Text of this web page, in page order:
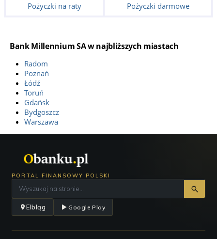
Pożyczki na raty Pożyczki darmowe
Bank Millennium SA w najbliższych miastach
Radom
Poznań
Łódź
Toruń
Gdańsk
Bydgoszcz
Warszawa
PORTAL FINANSOWY POLSKI
Elbląg Google Play